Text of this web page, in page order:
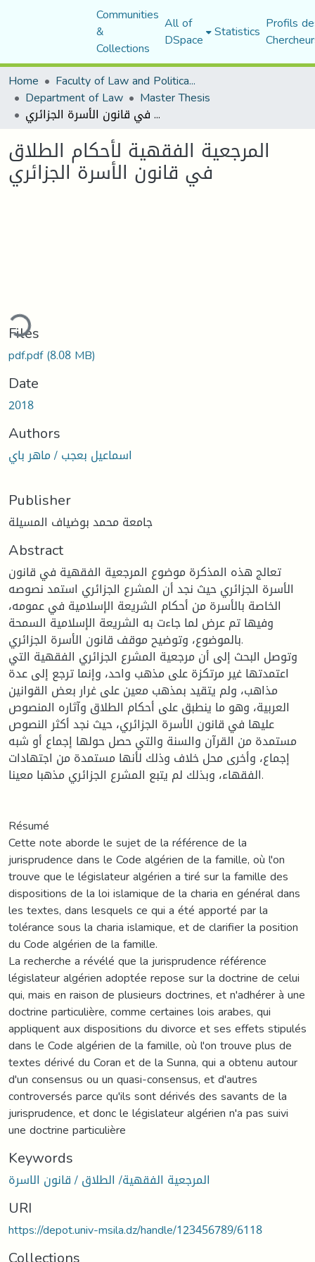
Communities
&
Collections
All of
DSpace Statistics Profils
Home
Faculty of Law and Political Science
Department of Law Master Thesis
المرجعية الفقهية لأحكام الطلاق في قانون الأسرة الجزائري
المرجعية الفقهية لأحكام الطلاق
في قانون الأسرة الجزائري
Files
pdf.pdf(8.08 MB)
Date
2018
Authors
اسماعيل بعجب / ماهر باي
Publisher
جامعة محمد بوضياف المسيلة
Abstract
تعالج هذه المذكرة موضوع المرجعية الفقهية في قانون
الأسرة الجزائري حيث نجد أن المشرع الجزائري استمد نصوصه
الخاصة بالأسرة من أحكام الشريعة الإسلامية في عمومه،
وفيها تم عرض لما جاءت به الشريعة الإسلامية السمحة
بالموضوع، وتوضيح موقف قانون الأسرة الجزائري.
وتوصل البحث إلى أن مرجعية المشرع الجزائري الفقهية التي
اعتمدتها غير مرتكزة على مذهب واحد، وإنما ترجع إلى عدة
مذاهب، ولم يتقيد بمذهب معين على غرار بعض القوانين
العربية، وهو ما ينطبق على أحكام الطلاق وآثاره المنصوص
عليها في قانون الأسرة الجزائري، حيث نجد أكثر النصوص
مستمدة من القرآن والسنة والتي حصل حولها إجماع أو شبه
إجماع، وأخرى محل خلاف وذلك لأنها مستمدة من اجتهادات
الفقهاء، وبذلك لم يتبع المشرع الجزائري مذهبا معينا.
Résumé
Cette note aborde le sujet de la référence de la
jurisprudence dans le Code algérien de la famille, où l'on
trouve que le législateur algérien a tiré sur la famille des
dispositions de la loi islamique de la charia en général dans
les textes, dans lesquels ce qui a été apporté par la
tolérance sous la charia islamique, et de clarifier la position
du Code algérien de la famille.
La recherche a révélé que la jurisprudence référence
législateur algérien adoptée repose sur la doctrine de celui
qui, mais en raison de plusieurs doctrines, et n'adhérer à une
doctrine particulière, comme certaines lois arabes, qui
appliquent aux dispositions du divorce et ses effets stipulés
dans le Code algérien de la famille, où l'on trouve plus de
textes dérivé du Coran et de la Sunna, qui a obtenu autour
d'un consensus ou un quasi-consensus, et d'autres
controversés parce qu'ils sont dérivés des savants de la
jurisprudence, et donc le législateur algérien n'a pas suivi
une doctrine particulière
Keywords
المرجعية الفقهية/ الطلاق / قانون الاسرة
URI
https://depot.univ-msila.dz/handle/123456789/6118